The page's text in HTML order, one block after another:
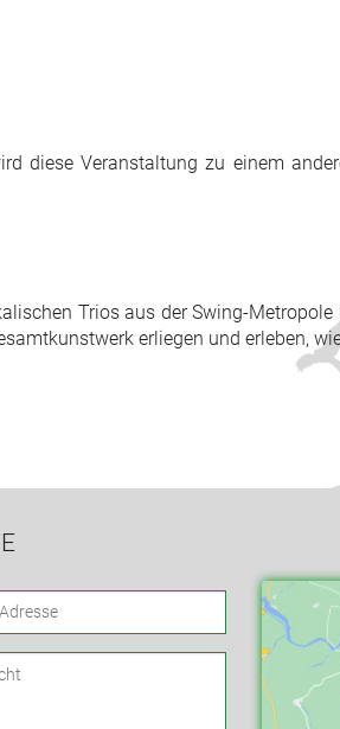
diese Veranstaltung zu einem
Trios aus der Swing-
erliegen und erleben,